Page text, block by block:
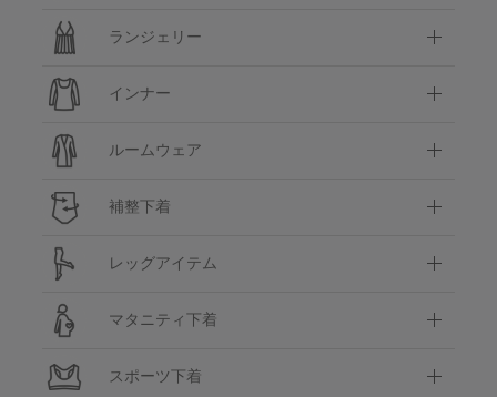
ランジェリー
インナー
ルームウェア
補整下着
レッグアイテム
マタニティ下着
スポーツ下着